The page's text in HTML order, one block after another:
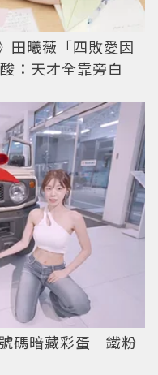
田曦薇「四敗愛因
：天才全靠旁白
碼暗藏彩蛋 鐵粉